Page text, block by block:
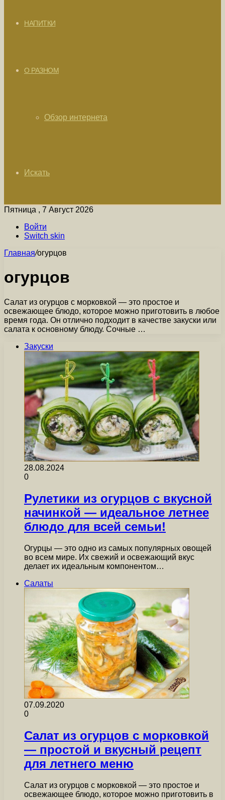
НАПИТКИ
О РАЗНОМ
Обзор интернета
Искать
Пятница , 7 Август 2026
Войти
Switch skin
Главная/огурцов
огурцов
Салат из огурцов с морковкой — это простое и
освежающее блюдо, которое можно приготовить в любое
время года. Он отлично подходит в качестве закуски или
салата к основному блюду. Сочные …
Закуски
28.08.2024
0
Рулетики из огурцов с вкусной
начинкой — идеальное летнее
блюдо для всей семьи!
Огурцы — это одно из самых популярных овощей
во всем мире. Их свежий и освежающий вкус
делает их идеальным компонентом…
Салаты
07.09.2020
0
Салат из огурцов с морковкой
— простой и вкусный рецепт
для летнего меню
Салат из огурцов с морковкой — это простое и
освежающее блюдо, которое можно приготовить в